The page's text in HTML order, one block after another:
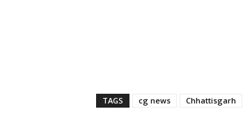
TAGS cg news Chhattisgarh